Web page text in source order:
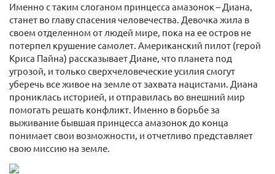
Именно с таким слоганом принцесса амазонок – Диана,
станет во главу спасения человечества. Девочка жила в
своем отделенном от людей мире, пока на ее остров не
потерпел крушение самолет. Американский пилот (герой
Криса Пайна) рассказывает Диане, что планета под
угрозой, и только сверхчеловеческие усилия смогут
уберечь все живое на земле от захвата нацистами. Диана
прониклась историей, и отправилась во внешний мир
помогать решать конфликт. Именно в борьбе за
выживание бывшая принцесса амазонок до конца
понимает свои возможности, и отчетливо представляет
свою миссию на земле.